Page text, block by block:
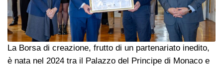
La Borsa di creazione, frutto di un partenariato inedito,
è nata nel 2024 tra il Palazzo del Principe di Monaco e